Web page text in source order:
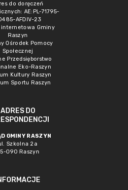
do doręczeń
AE:PL-71795-
AFDIV-23
internetowa Gminy
Raszyn
Ośrodek Pomocy
Społecznej
Przedsięborstwo
Eko-Raszyn
Kultury Raszyn
Sportu Raszyn
ADRES DO
GMINY RASZYN
Szkolna 2a
090 Raszyn